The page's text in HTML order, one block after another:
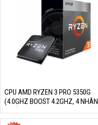
CPU AMD RYZEN 3 PRO 5350G
(4.0GHZ BOOST 4.2GHZ, 4 NHÂN
8 LUỒNG, 10MB CACHE, 65W,
SOCKET AM4)